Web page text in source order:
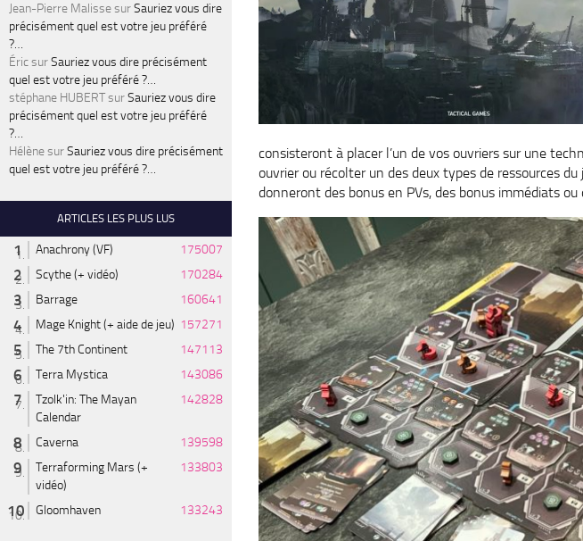
consisteront à placer l’un de vos ouvriers sur une
ouvrier ou récolter un des deux types de ressources
donneront des bonus en PVs, des bonus immédiats
Jean-Pierre MalissesurSauriez vous dire
précisément quel est votre jeu préféré
?…
ÉricsurSauriez vous dire précisément
quel est votre jeu préféré ?…
stéphane HUBERTsurSauriez vous dire
précisément quel est votre jeu préféré
?…
HélènesurSauriez vous dire précisément
quel est votre jeu préféré ?…
ARTICLES LES PLUS LUS
Anachrony (VF)
175007
Scythe (+ vidéo)
170284
Barrage
160641
Mage Knight (+ aide de jeu) 157271
The 7th Continent
147113
Terra Mystica
143086
Tzolk'in: The Mayan
Calendar
142828
Caverna
139598
Terraforming Mars (+
vidéo)
133803
Gloomhaven 133243